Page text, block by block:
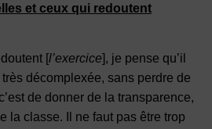
et ceux qui redoutent
[l’exercice], je pense qu’il
décomplexée, sans perdre de
de donner de la transparence,
la classe. Il ne faut pas être trop